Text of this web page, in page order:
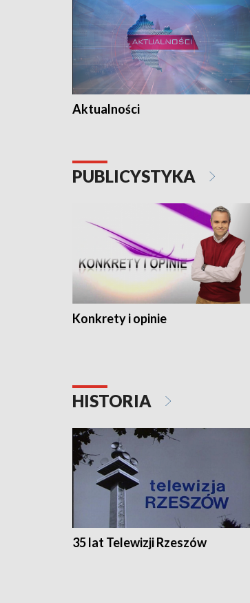
Aktualności
PUBLICYSTYKA
Konkrety i opinie
HISTORIA
35 lat Telewizji Rzeszów